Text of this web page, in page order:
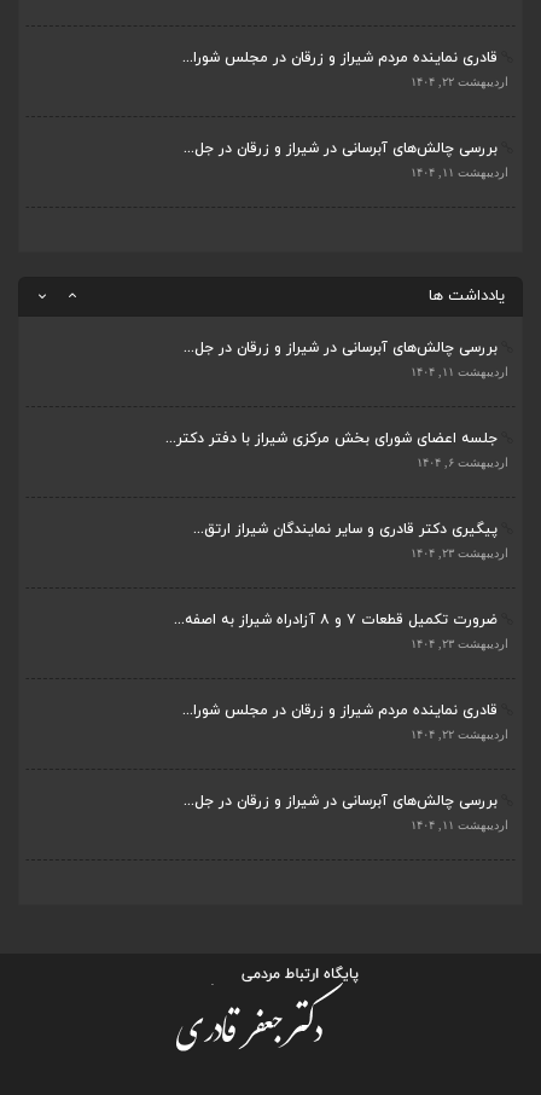
قادری نماینده مردم شیراز و زرقان در مجلس شورا...
اردیبهشت ۲۲, ۱۴۰۴
بررسی چالش‌های آبرسانی در شیراز و زرقان در جل...
اردیبهشت ۱۱, ۱۴۰۴
یادداشت ها
پیگیری دکتر قادری و سایر نمایندگان شیراز ارتق...
ضرورت تکمیل قطعات ۷ و ۸ آزادراه شیراز به اصفه...
بررسی چالش‌های آبرسانی در شیراز و زرقان در جل...
اردیبهشت ۱۱, ۱۴۰۴
جلسه اعضای شورای بخش مرکزی شیراز با دفتر دکتر...
اردیبهشت ۶, ۱۴۰۴
پیگیری دکتر قادری و سایر نمایندگان شیراز ارتق...
اردیبهشت ۲۳, ۱۴۰۴
ضرورت تکمیل قطعات ۷ و ۸ آزادراه شیراز به اصفه...
اردیبهشت ۲۳, ۱۴۰۴
قادری نماینده مردم شیراز و زرقان در مجلس شورا...
اردیبهشت ۲۲, ۱۴۰۴
بررسی چالش‌های آبرسانی در شیراز و زرقان در جل...
اردیبهشت ۱۱, ۱۴۰۴